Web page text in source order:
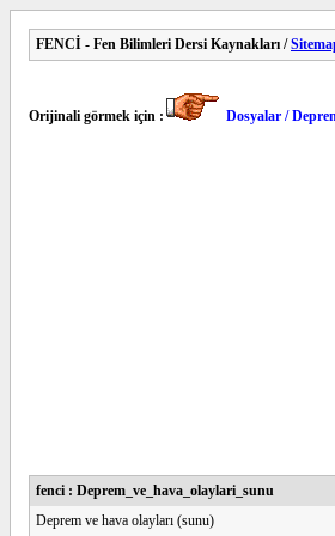
FENCİ - Fen Bilimleri Dersi Kaynakları /
Orijinali görmek için : Dosyalar /
fenci : Deprem_ve_hava_olaylari_sunu
Deprem ve hava olayları (sunu)